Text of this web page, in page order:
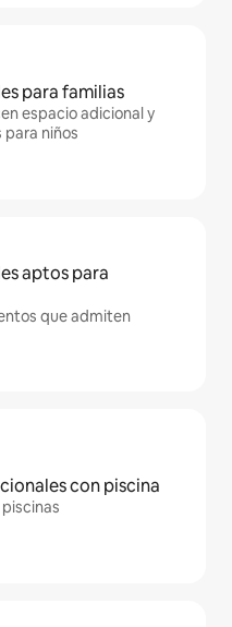
para familias
espacio adicional y
niños
aptos para
que admiten
con piscina